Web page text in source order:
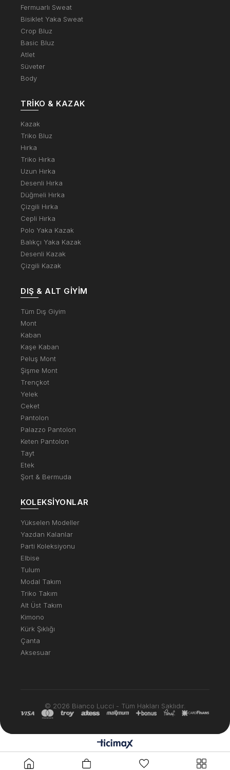
Fermuarlı Sweat
Bisiklet Yaka Sweat
Crop Bluz
Basic Bluz
Atlet
Süveter
Body
TRIKO & KAZAK
Kazak
Triko Bluz
Hırka
Triko Hırka
Uzun Hırka
Desenli Hırka
Düğmeli Hırka
Çizgili Hırka
Cepli Hırka
Polo Yaka Kazak
Balıkçı Yaka Kazak
Desenli Kazak
Çizgili Kazak
DIŞ & ALT GIYIM
Tüm Dış Giyim
Mont
Kaban
Kaşe Kaban
Peluş Mont
Şişme Mont
Trençkot
Yelek
Ceket
Pantolon
Palazzo Pantolon
Keten Pantolon
Tayt
Etek
Şort & Bermuda
KOLEKSIYONLAR
Yükselen Modeller
Yazdan Kalanlar
Parti Koleksiyonu
Elbise
Tulum
Modal Takım
Triko Takım
Alt Üst Takım
Kimono
Kürk Şıklığı
Çanta
Aksesuar
© 2026 Bianco Lucci - Tüm Hakları Saklıdır.